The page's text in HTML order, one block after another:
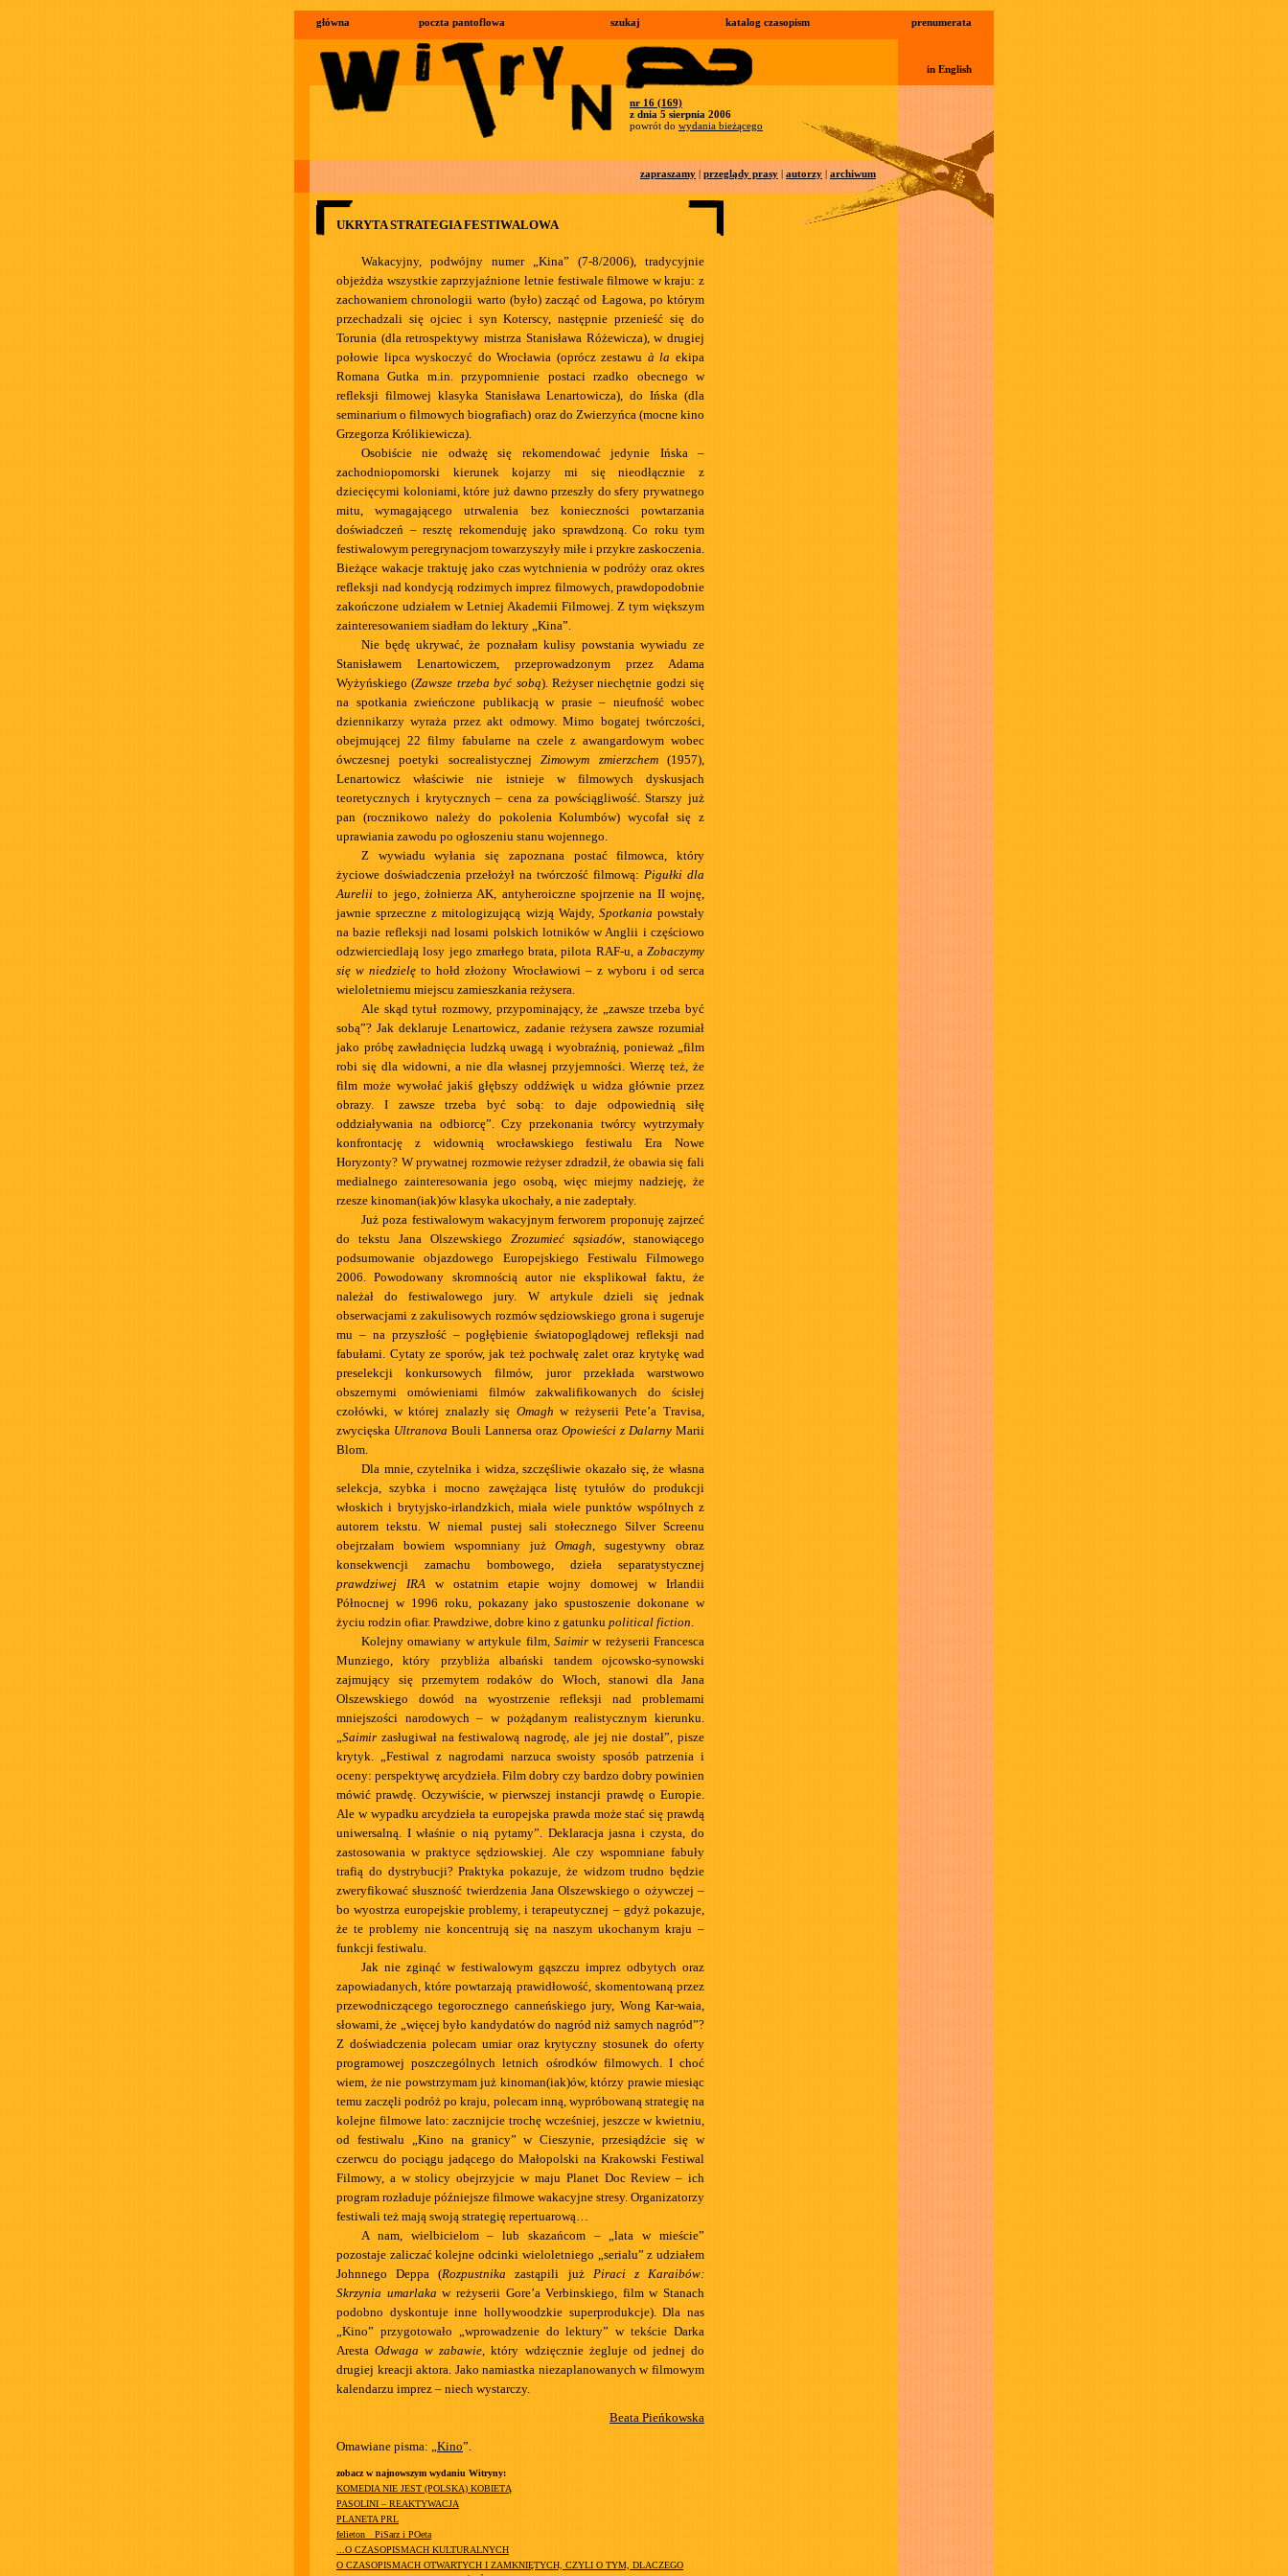
główna poczta pantoflowa szukaj katalog czasopism prenumerata
in English
nr 16 (169)
z dnia 5 sierpnia 2006
powrót do wydania bieżącego
zapraszamy | przeglądy prasy | autorzy | archiwum
UKRYTA STRATEGIA FESTIWALOWA
Wakacyjny, podwójny numer „Kina” (7-8/2006), tradycyjnie
objeżdża wszystkie zaprzyjaźnione letnie festiwale filmowe w kraju: z
zachowaniem chronologii warto (było) zacząć od Łagowa, po którym
przechadzali się ojciec i syn Koterscy, następnie przenieść się do
Torunia (dla retrospektywy mistrza Stanisława Różewicza), w drugiej
połowie lipca wyskoczyć do Wrocławia (oprócz zestawu à la ekipa
Romana Gutka m.in. przypomnienie postaci rzadko obecnego w
refleksji filmowej klasyka Stanisława Lenartowicza), do Ińska (dla
seminarium o filmowych biografiach) oraz do Zwierzyńca (mocne kino
Grzegorza Królikiewicza).
Osobiście nie odważę się rekomendować jedynie Ińska –
zachodniopomorski kierunek kojarzy mi się nieodłącznie z
dziecięcymi koloniami, które już dawno przeszły do sfery prywatnego
mitu, wymagającego utrwalenia bez konieczności powtarzania
doświadczeń – resztę rekomenduję jako sprawdzoną. Co roku tym
festiwalowym peregrynacjom towarzyszyły miłe i przykre zaskoczenia.
Bieżące wakacje traktuję jako czas wytchnienia w podróży oraz okres
refleksji nad kondycją rodzimych imprez filmowych, prawdopodobnie
zakończone udziałem w Letniej Akademii Filmowej. Z tym większym
zainteresowaniem siadłam do lektury „Kina”.
Nie będę ukrywać, że poznałam kulisy powstania wywiadu ze
Stanisławem Lenartowiczem, przeprowadzonym przez Adama
Wyżyńskiego (Zawsze trzeba być sobą). Reżyser niechętnie godzi się
na spotkania zwieńczone publikacją w prasie – nieufność wobec
dziennikarzy wyraża przez akt odmowy. Mimo bogatej twórczości,
obejmującej 22 filmy fabularne na czele z awangardowym wobec
ówczesnej poetyki socrealistycznejZimowym zmierzchem(1957),
Lenartowicz właściwie nie istnieje w filmowych dyskusjach
teoretycznych i krytycznych – cena za powściągliwość. Starszy już
pan (rocznikowo należy do pokolenia Kolumbów) wycofał się z
uprawiania zawodu po ogłoszeniu stanu wojennego.
Z wywiadu wyłania się zapoznana postać filmowca, który
życiowe doświadczenia przełożył na twórczość filmową: Pigułki dla
Aurelii to jego, żołnierza AK, antyheroiczne spojrzenie na II wojnę,
jawnie sprzeczne z mitologizującą wizją Wajdy, Spotkania powstały
na bazie refleksji nad losami polskich lotników w Anglii i częściowo
odzwierciedlają losy jego zmarłego brata, pilota RAF-u, a Zobaczymy
się w niedzielę to hołd złożony Wrocławiowi – z wyboru i od serca
wieloletniemu miejscu zamieszkania reżysera.
Ale skąd tytuł rozmowy, przypominający, że „zawsze trzeba być
sobą”? Jak deklaruje Lenartowicz, zadanie reżysera zawsze rozumiał
jako próbę zawładnięcia ludzką uwagą i wyobraźnią, ponieważ „film
robi się dla widowni, a nie dla własnej przyjemności. Wierzę też, że
film może wywołać jakiś głębszy oddźwięk u widza głównie przez
obrazy. I zawsze trzeba być sobą: to daje odpowiednią siłę
oddziaływania na odbiorcę”. Czy przekonania twórcy wytrzymały
konfrontację z widownią wrocławskiego festiwalu Era Nowe
Horyzonty? W prywatnej rozmowie reżyser zdradził, że obawia się fali
medialnego zainteresowania jego osobą, więc miejmy nadzieję, że
rzesze kinoman(iak)ów klasyka ukochały, a nie zadeptały.
Już poza festiwalowym wakacyjnym ferworem proponuję zajrzeć
do tekstu Jana Olszewskiego Zrozumieć sąsiadów, stanowiącego
podsumowanie objazdowego Europejskiego Festiwalu Filmowego
2006. Powodowany skromnością autor nie eksplikował faktu, że
należał do festiwalowego jury. W artykule dzieli się jednak
obserwacjami z zakulisowych rozmów sędziowskiego grona i sugeruje
mu – na przyszłość – pogłębienie światopoglądowej refleksji nad
fabułami. Cytaty ze sporów, jak też pochwałę zalet oraz krytykę wad
preselekcji konkursowych filmów, juror przekłada warstwowo
obszernymi omówieniami filmów zakwalifikowanych do ścisłej
czołówki, w której znalazły się Omagh w reżyserii Pete’a Travisa,
zwycięska Ultranova Bouli Lannersa oraz Opowieści z Dalarny Marii
Blom.
Dla mnie, czytelnika i widza, szczęśliwie okazało się, że własna
selekcja, szybka i mocno zawężająca listę tytułów do produkcji
włoskich i brytyjsko-irlandzkich, miała wiele punktów wspólnych z
autorem tekstu. W niemal pustej sali stołecznego Silver Screenu
obejrzałam bowiem wspomniany jużOmagh, sugestywny obraz
konsekwencji zamachu bombowego, dzieła separatystycznej
prawdziwej IRAw ostatnim etapie wojny domowej w Irlandii
Północnej w 1996 roku, pokazany jako spustoszenie dokonane w
życiu rodzin ofiar. Prawdziwe, dobre kino z gatunku political fiction.
Kolejny omawiany w artykule film, Saimirw reżyserii Francesca
Munziego, który przybliża albański tandem ojcowsko-synowski
zajmujący się przemytem rodaków do Włoch, stanowi dla Jana
Olszewskiego dowód na wyostrzenie refleksji nad problemami
mniejszości narodowych – w pożądanym realistycznym kierunku.
„Saimir zasługiwał na festiwalową nagrodę, ale jej nie dostał”, pisze
krytyk. „Festiwal z nagrodami narzuca swoisty sposób patrzenia i
oceny: perspektywę arcydzieła. Film dobry czy bardzo dobry powinien
mówić prawdę. Oczywiście, w pierwszej instancji prawdę o Europie.
Ale w wypadku arcydzieła ta europejska prawda może stać się prawdą
uniwersalną. I właśnie o nią pytamy”. Deklaracja jasna i czysta, do
zastosowania w praktyce sędziowskiej. Ale czy wspomniane fabuły
trafią do dystrybucji? Praktyka pokazuje, że widzom trudno będzie
zweryfikować słuszność twierdzenia Jana Olszewskiego o ożywczej –
bo wyostrza europejskie problemy, i terapeutycznej – gdyż pokazuje,
że te problemy nie koncentrują się na naszym ukochanym kraju –
funkcji festiwalu.
Jak nie zginąć w festiwalowym gąszczu imprez odbytych oraz
zapowiadanych, które powtarzają prawidłowość, skomentowaną przez
przewodniczącego tegorocznego canneńskiego jury, Wong Kar-waia,
słowami, że „więcej było kandydatów do nagród niż samych nagród”?
Z doświadczenia polecam umiar oraz krytyczny stosunek do oferty
programowej poszczególnych letnich ośrodków filmowych. I choć
wiem, że nie powstrzymam już kinoman(iak)ów, którzy prawie miesiąc
temu zaczęli podróż po kraju, polecam inną, wypróbowaną strategię na
kolejne filmowe lato: zacznijcie trochę wcześniej, jeszcze w kwietniu,
od festiwalu „Kino na granicy” w Cieszynie, przesiądźcie się w
czerwcu do pociągu jadącego do Małopolski na Krakowski Festiwal
Filmowy, a w stolicy obejrzyjcie w maju Planet Doc Review – ich
program rozładuje późniejsze filmowe wakacyjne stresy. Organizatorzy
festiwali też mają swoją strategię repertuarową…
A nam, wielbicielom – lub skazańcom – „lata w mieście”
pozostaje zaliczać kolejne odcinki wieloletniego „serialu” z udziałem
Johnnego Deppa (Rozpustnika zastąpili już Piraci z Karaibów:
Skrzynia umarlaka w reżyserii Gore’a Verbinskiego, film w Stanach
podobno dyskontuje inne hollywoodzkie superprodukcje). Dla nas
„Kino” przygotowało „wprowadzenie do lektury” w tekście Darka
ArestaOdwaga w zabawie, który wdzięcznie żegluje od jednej do
drugiej kreacji aktora. Jako namiastka niezaplanowanych w filmowym
kalendarzu imprez – niech wystarczy.
Beata Pieńkowska
Omawiane pisma: „Kino”.
zobacz w najnowszym wydaniu Witryny:
KOMEDIA NIE JEST (POLSKĄ) KOBIETĄ
PASOLINI – REAKTYWACJA
PLANETA PRL
felieton__PiSarz i POeta
...O CZASOPISMACH KULTURALNYCH
O CZASOPISMACH OTWARTYCH I ZAMKNIĘTYCH, CZYLI O TYM, DLACZEGO